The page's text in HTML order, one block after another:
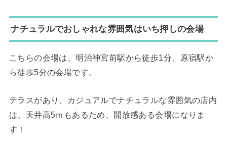
ナチュラルでおしゃれな雰囲気はいち押しの会場
こちらの会場は、明治神宮前駅から徒歩1分、原宿駅か
ら徒歩5分の会場です。
テラスがあり、カジュアルでナチュラルな雰囲気の店内
は、天井高5ｍもあるため、開放感ある会場になりま
す！